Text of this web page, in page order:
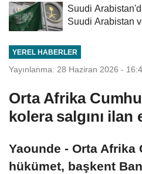
Suudi
Suudi Arabistan
YEREL HABERLER
Yayınlanma: 28 Haziran 2026 -
Orta Afrika
kolera salgını ilan
Yaounde - Orta Afrika
hükümet, başkent